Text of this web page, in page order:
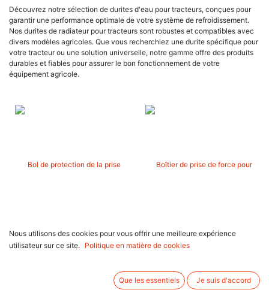
Découvrez notre sélection de durites d'eau pour tracteurs, conçues pour
garantir une performance optimale de votre système de refroidissement.
Nos durites de radiateur pour tracteurs sont robustes et compatibles avec
divers modèles agricoles. Que vous recherchiez une durite spécifique pour
votre tracteur ou une solution universelle, notre gamme offre des produits
durables et fiables pour assurer le bon fonctionnement de votre
équipement agricole.
force pour Massey Ferguson série
6200, 3790901M3
New Holland série T5000,
5181843
Nous utilisons des cookies pour vous offrir une meilleure expérience
utilisateur sur ce site.
Politique en matière de cookies
Que les essentiels Je suis d'accord